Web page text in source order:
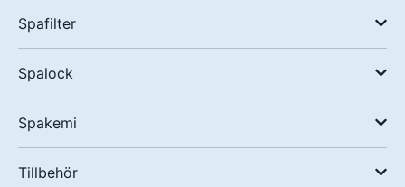
Spafilter
Spalock
Spakemi
Tillbehör